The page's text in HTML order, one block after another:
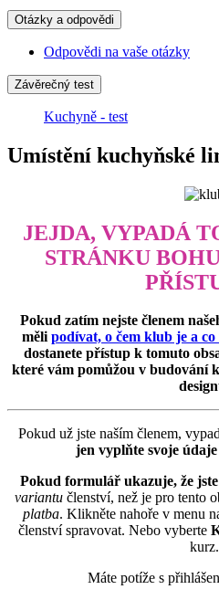
Otázky a odpovědi
Odpovědi na vaše otázky
Závěrečný test
Kuchyně - test
Umístění kuchyňské
JEJDA, VYPADÁ
STRÁNKU
Pokud zatím nejste členem
mělipodívat, o čem klub je a
dostanete přístup k tomuto
které vám pomůžou v budování
Pokud už jste naším členem,
jen vyplňte svoje
Pokud formulář ukazuje, že
variantučlenství, než je pro tento
platba. Klikněte nahoře v menu
členství spravovat. Nebo vyberte
kurz.
Máte potíže s